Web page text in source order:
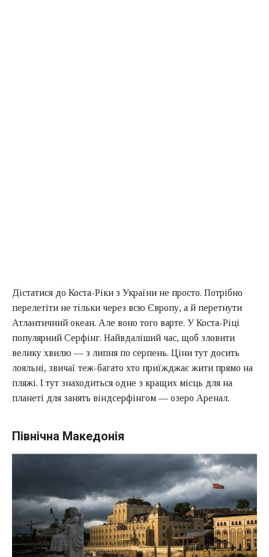
Дістатися до Коста-Ріки з України не просто. Потрібно
перелетіти не тільки через всю Європу, а й перетнути
Атлантичний океан. Але воно того варте. У Коста-Ріці
популярний Серфінг. Найвдаліший час, щоб зловити
велику хвилю — з липня по серпень. Ціни тут досить
лояльні, звичаї теж-багато хто приїжджає жити прямо на
пляжі. І тут знаходиться одне з кращих місць для на
планеті для занять віндсерфінгом — озеро Аренал.
Північна Македонія